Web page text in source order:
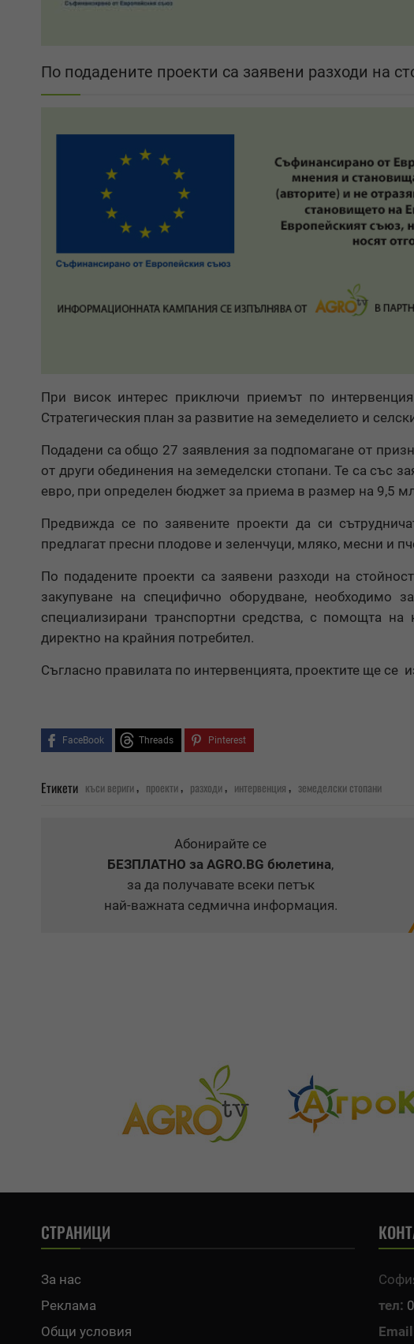
По подадените проекти са заявени разходи на
При висок интерес приключи приемът по
Стратегическия план за развитие на земеделието и
Подадени са общо 27 заявления за подпомагане от
от други обединения на земеделски стопани. Те са
евро, при определен бюджет за приема в размер на 9,5
Предвижда се по заявените проекти да си
предлагат пресни плодове и зеленчуци, мляко, месни и
По подадените проекти са заявени разходи на
закупуване на специфично оборудване, необходимо
специализирани транспортни средства, с помощта
директно на крайния потребител.
Съгласно правилата по интервенцията, проектите ще се
FaceBook Threads Pinterest
Етикети къси вериги, проекти, разходи, интервенция, земеделски стопани
Абонирайте се
БЕЗПЛАТНО за AGRO.BG бюлетина,
за да получавате всеки петък
най-важната седмична информация.
СТРАНИЦИ
За нас
Реклама
Общи условия
тел: